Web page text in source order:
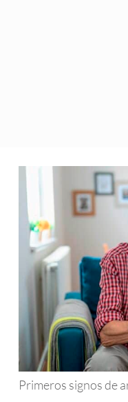
Primeros signos de